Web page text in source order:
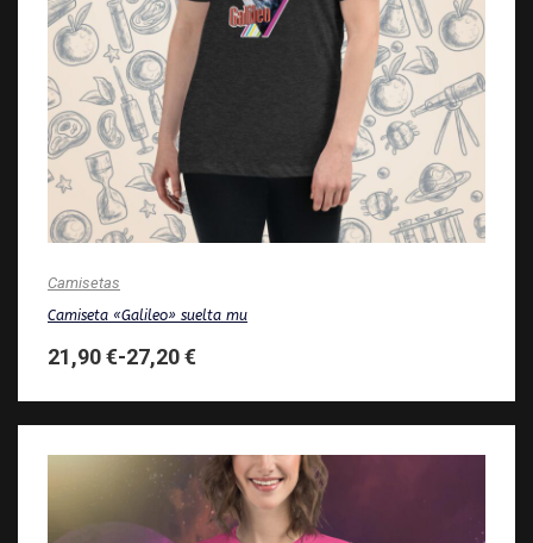
Camisetas
Camiseta «Galileo» suelta mu
21,90€-27,20€